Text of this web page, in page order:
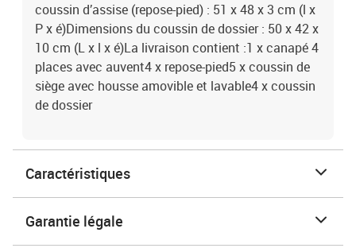
coussin d’assise (repose-pied) : 51 x 48 x 3 cm (l x
P x é)Dimensions du coussin de dossier : 50 x 42 x
10 cm (L x l x é)La livraison contient :1 x canapé 4
places avec auvent4 x repose-pied5 x coussin de
siège avec housse amovible et lavable4 x coussin
de dossier
Caractéristiques
Garantie légale